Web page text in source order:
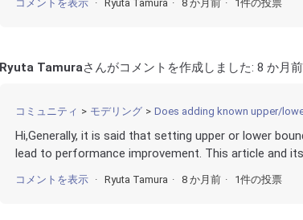
コメントを表示 Ryuta Tamura 8 か月前 1件の投票
Ryuta Tamuraさんがコメントを作成しました: 8 か月前
コミュニティ モデリング Does adding known upper/lower
Hi,Generally, it is said that setting upper or lower
lead to performance improvement. This article and
コメントを表示 Ryuta Tamura 8 か月前 1件の投票